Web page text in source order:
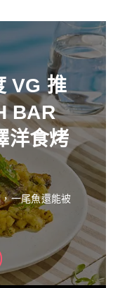
推出
循四季
演繹過
秋
重要時刻。堅